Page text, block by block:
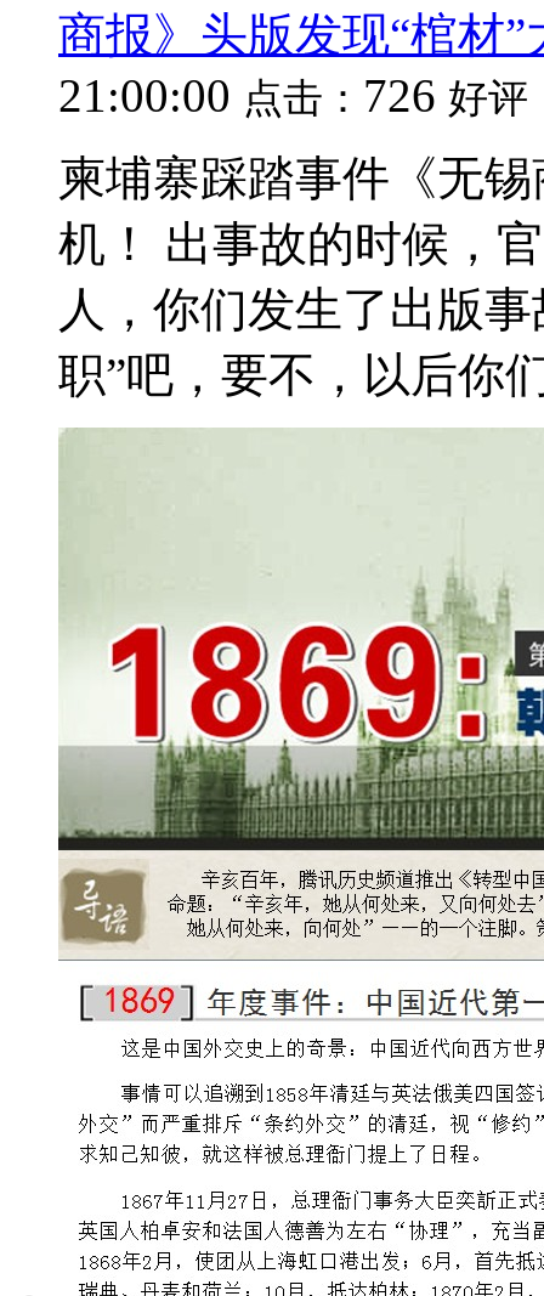
商报》头版发现“棺材”
21:00:00 点击： 726 好评
柬埔寨踩踏事件《无
机！ 出事故的时候，
人，你们发生了出版
职”吧，要不，以后你